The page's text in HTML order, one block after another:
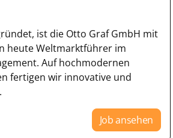
ist die Otto Graf GmbH mit
heute Weltmarktführer im
Auf hochmodernen
fertigen wir innovative und
Job ansehen